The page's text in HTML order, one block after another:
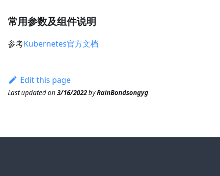
常用参数及组件说明
参考Kubernetes官方文档
Edit this page
Last updatedon 3/16/2022byRainBondsongyg